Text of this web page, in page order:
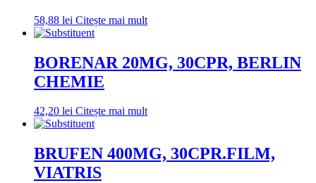
58,88 lei Citește mai mult
BORENAR 20MG, 30CPR, BERLIN
CHEMIE
42,20 lei Citește mai mult
BRUFEN 400MG, 30CPR.FILM,
VIATRIS